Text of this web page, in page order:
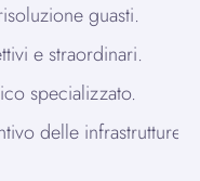
guasti.
e straordinari.
specializzato.
delle infrastrutture.